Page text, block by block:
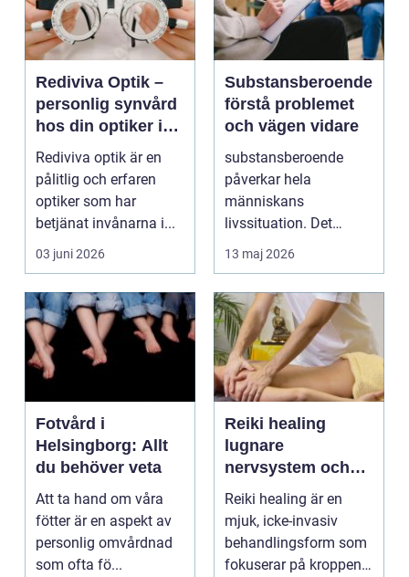
Rediviva Optik –
personlig synvård
hos din optiker i
Uppsala
Rediviva optik är en
pålitlig och erfaren
optiker som har
betjänat invånarna i...
03 juni 2026
Substansberoende
förstå problemet
och vägen vidare
substansberoende
påverkar hela
människans
livssituation. Det
handlar sällan bara
om alkohol, narkoti...
13 maj 2026
Fotvård i
Helsingborg: Allt
du behöver veta
Att ta hand om våra
fötter är en aspekt av
personlig omvårdnad
som ofta fö...
Reiki healing
lugnare
nervsystem och
djupare
återhämtning
Reiki healing är en
mjuk, icke-invasiv
behandlingsform som
fokuserar på kroppens